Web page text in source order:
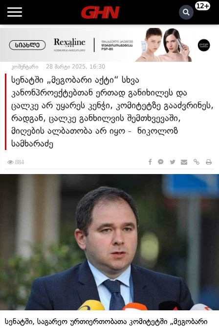
12+
კომენტარი 28 მარტი 2025, 16:30
სენატში „მეგობარი აქტი“ სხვა
კანონპროექტებთან ერთად განიხილეს და
ცალკე არ უყარეს კენჭი, კომიტეტზე გააძვრინეს,
რადგან, ცალკე განხილვის შემთხვევაში,
მიღების ალბათობა არ იყო - ნიკოლოზ
სამხარაძე
884
სენატში, საგარეო ურთიერთობათა კომიტეტში „მეგობარი